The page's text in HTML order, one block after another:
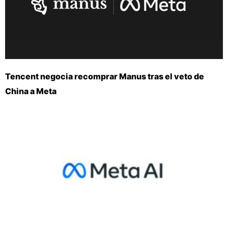
Tencent negocia recomprar Manus tras el veto de
China a Meta